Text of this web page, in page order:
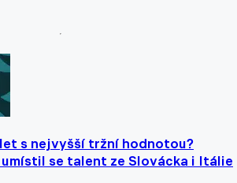
s nejvyšší tržní hodnotou?
se talent ze Slovácka i Itálie